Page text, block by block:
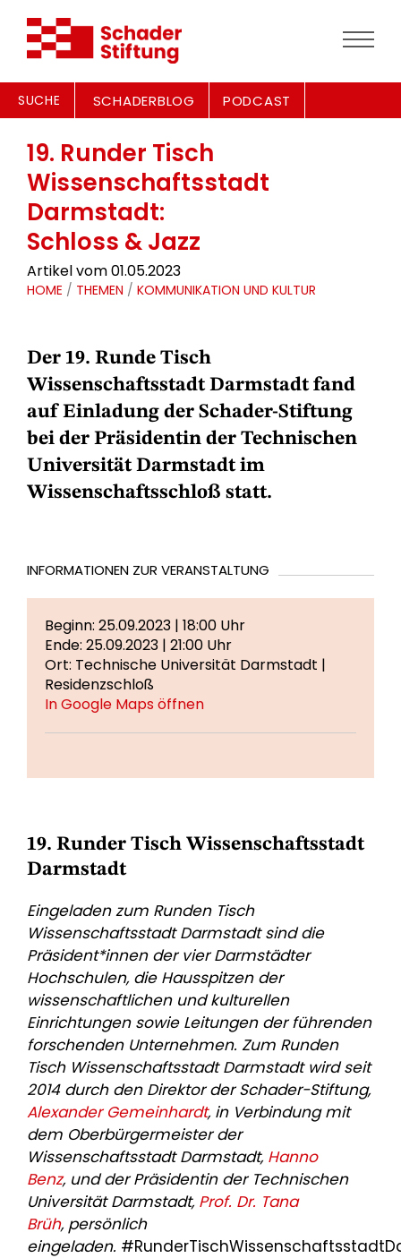
SUCHE SCHADERBLOG PODCAST
19. Runder Tisch
Wissenschaftsstadt
Darmstadt:
Schloss & Jazz
Artikel vom 01.05.2023
HOME / THEMEN / KOMMUNIKATION UND KULTUR
Der 19. Runde Tisch
Wissenschaftsstadt Darmstadt fand
auf Einladung der Schader-Stiftung
bei der Präsidentin der Technischen
Universität Darmstadt im
Wissenschaftsschloß statt.
INFORMATIONEN ZUR VERANSTALTUNG
Beginn: 25.09.2023 | 18:00 Uhr
Ende: 25.09.2023 | 21:00 Uhr
Ort: Technische Universität Darmstadt |
Residenzschloß
In Google Maps öffnen
19. Runder Tisch Wissenschaftsstadt
Darmstadt
Eingeladen zum Runden Tisch
Wissenschaftsstadt Darmstadt sind die
Präsident*innen der vier Darmstädter
Hochschulen, die Hausspitzen der
wissenschaftlichen und kulturellen
Einrichtungen sowie Leitungen der führenden
forschenden Unternehmen. Zum Runden
Tisch Wissenschaftsstadt Darmstadt wird seit
2014 durch den Direktor der Schader-Stiftung,
Alexander Gemeinhardt, in Verbindung mit
dem Oberbürgermeister der
Wissenschaftsstadt Darmstadt, Hanno
Benz, und der Präsidentin der Technischen
Universität Darmstadt, Prof. Dr. Tana
Brüh, persönlich
eingeladen.